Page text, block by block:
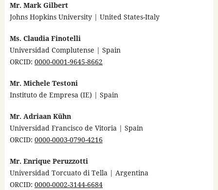
Mr. Mark Gilbert
Johns Hopkins University | United States-Italy
Ms. Claudia Finotelli
Universidad Complutense | Spain
ORCID: 0000-0001-9645-8662
Mr. Michele Testoni
Instituto de Empresa (IE) | Spain
Mr. Adriaan Kühn
Universidad Francisco de Vitoria | Spain
ORCID: 0000-0003-0790-4216
Mr. Enrique Peruzzotti
Universidad Torcuato di Tella | Argentina
ORCID: 0000-0002-3144-6684